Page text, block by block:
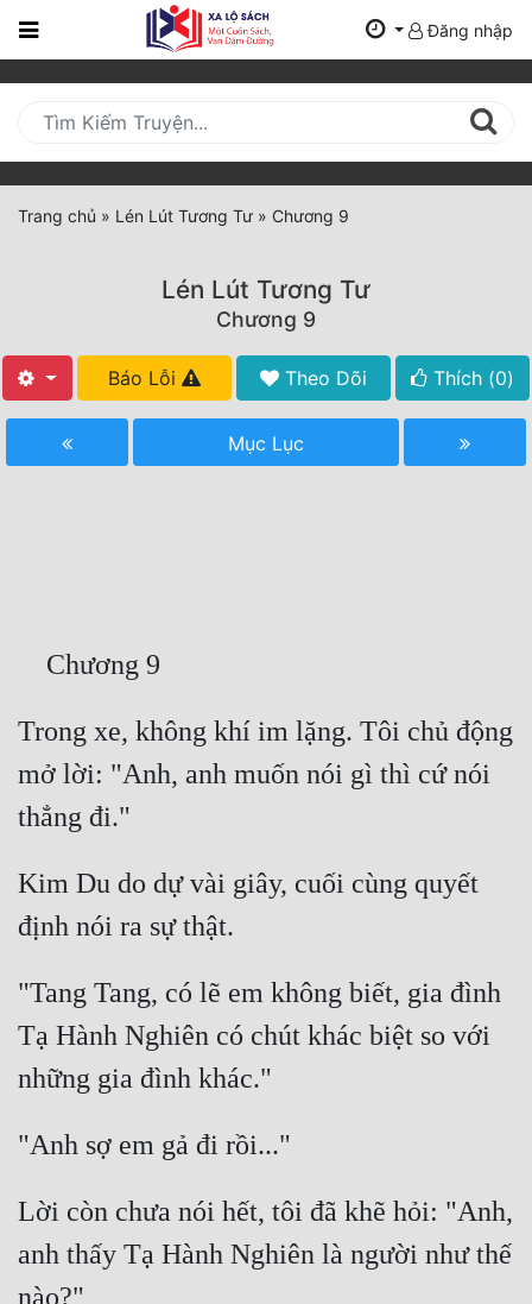
Trang
Mới
Cập
Nhật
(current)
Tất Cả
Truyện Convert
Truyện ngắn
Cung Đấu
Cạnh Kỹ
Cổ Tiên Hiệp
Cổ Đại
Dị Giới
Đăng nhập
Trang chủ » Lén Lút Tương Tư » Chương 9
Lén Lút Tương Tư
Chương 9
Báo Lỗi Theo Dõi Thích (0)
Mục Lục
Trong xe, không khí im lặng. Tôi chủ động
mở lời: "Anh, anh muốn nói gì thì cứ nói
Kim Du do dự vài giây, cuối cùng quyết
"Tang Tang, có lẽ em không biết, gia đình
Tạ Hành Nghiên có chút khác biệt so với
Lời còn chưa nói hết, tôi đã khẽ hỏi: "Anh,
anh thấy Tạ Hành Nghiên là người như thế